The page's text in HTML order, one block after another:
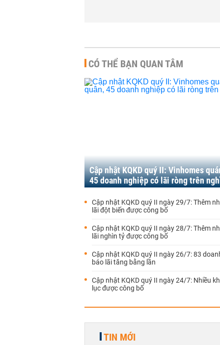
CÓ THỂ BẠN QUAN TÂM
Cập nhật KQKD quý II: Vinhomes
45 doanh nghiệp có lãi ròng trên
Cập nhật KQKD quý II ngày 29/7: Thêm
lãi đột biến được công bố
Cập nhật KQKD quý II ngày 28/7: Thêm
lãi nghìn tỷ được công bố
Cập nhật KQKD quý II ngày 26/7: 83
báo lãi tăng bằng lần
Cập nhật KQKD quý II ngày 24/7: Nhiều
lục được công bố
TIN MỚI